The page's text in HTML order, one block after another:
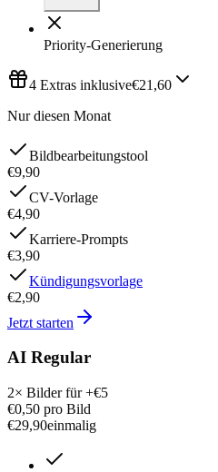
Priority-Generierung
4 Extras inklusive€21,60
Nur diesen Monat
Bildbearbeitungstool
€9,90
CV-Vorlage
€4,90
Karriere-Prompts
€3,90
Kündigungsvorlage
€2,90
Jetzt starten
AI Regular
2× Bilder für +€5
€0,50 pro Bild
€29,90einmalig